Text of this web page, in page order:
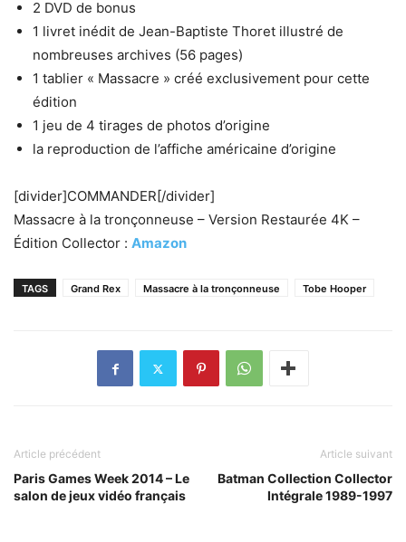
2 DVD de bonus
1 livret inédit de Jean-Baptiste Thoret illustré de
nombreuses archives (56 pages)
1 tablier « Massacre » créé exclusivement pour cette
édition
1 jeu de 4 tirages de photos d’origine
la reproduction de l’affiche américaine d’origine
[divider]COMMANDER[/divider]
Massacre à la tronçonneuse – Version Restaurée 4K –
Édition Collector : Amazon
TAGS Grand Rex Massacre à la tronçonneuse Tobe Hooper
Article précédent
Paris Games Week 2014 – Le
salon de jeux vidéo français
Article suivant
Batman Collection Collector
Intégrale 1989-1997